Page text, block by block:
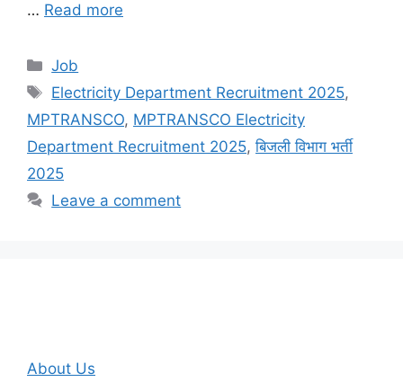
… Read more
Categories
Job
Tags
Electricity Department Recruitment 2025,
MPTRANSCO, MPTRANSCO Electricity
Department Recruitment 2025,बिजली विभाग भर्ती
2025
Leave a comment
About Us